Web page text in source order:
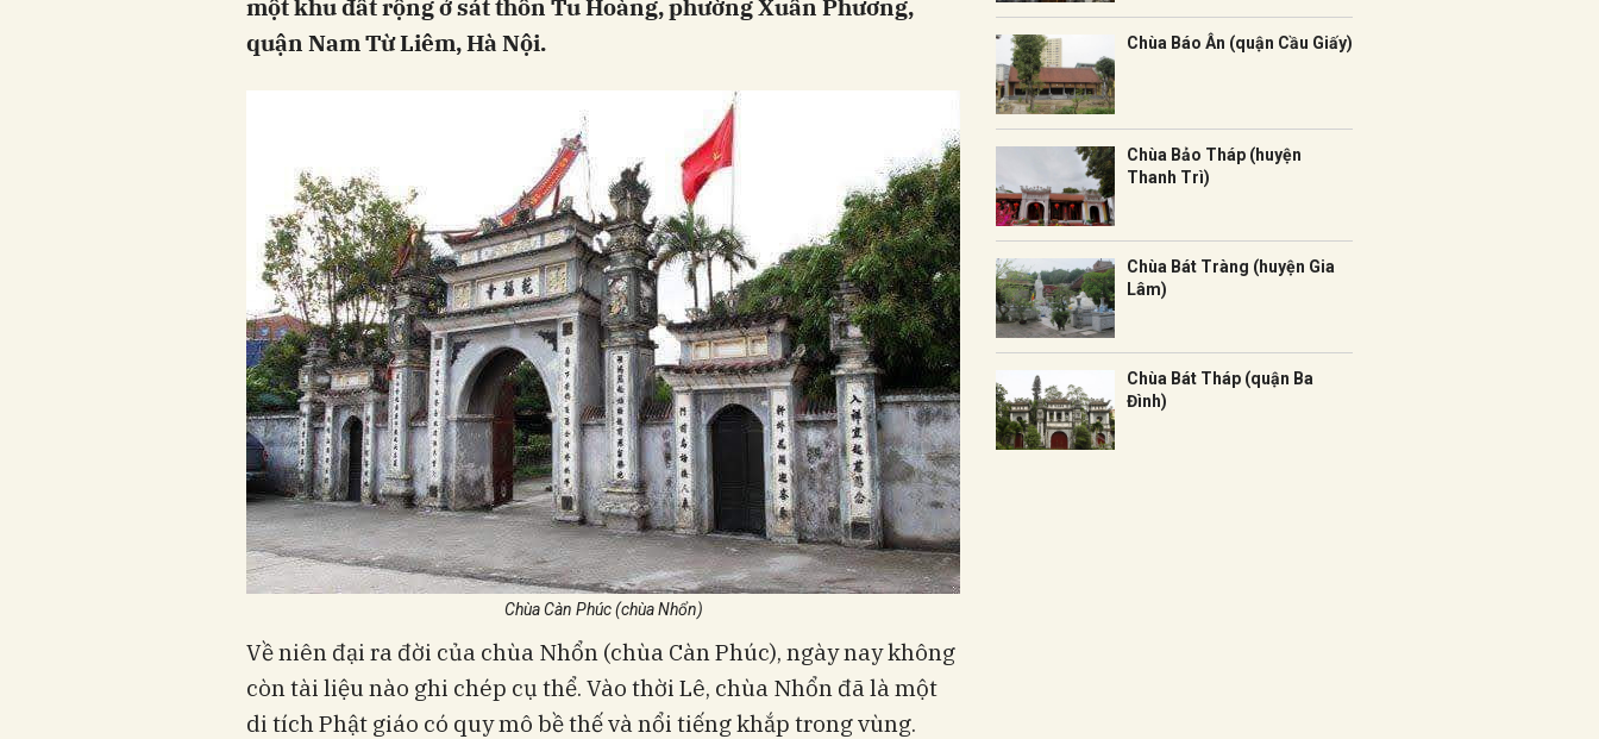
một khu đất rộng ở sát thôn Tu Hoàng, phường Xuân Phương,
quận Nam Từ Liêm, Hà Nội.
Chùa Càn Phúc (chùa Nhổn)
Về niên đại ra đời của chùa Nhổn (chùa Càn Phúc), ngày nay không
còn tài liệu nào ghi chép cụ thể. Vào thời Lê, chùa Nhổn đã là một
di tích Phật giáo có quy mô bề thế và nổi tiếng khắp trong vùng.
Chùa Báo Ân (quận Cầu Giấy)
Chùa Bảo Tháp (huyện
Thanh Trì)
Chùa Bát Tràng (huyện Gia
Lâm)
Chùa Bát Tháp (quận Ba
Đình)